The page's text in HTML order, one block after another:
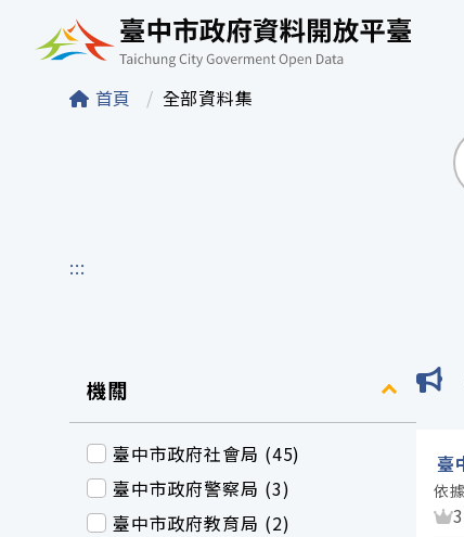
臺中市政府資料開
首頁 全部資料集
:::
機關
臺中市政府社會局 (45)
臺中市政府警察局 (3)
臺中市政府教育局 (2)
臺
依